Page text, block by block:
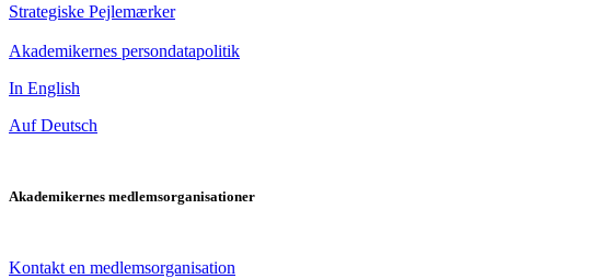
Strategiske Pejlemærker
Akademikernes persondatapolitik
In English
Auf Deutsch
Akademikernes medlemsorganisationer
Kontakt en medlemsorganisation